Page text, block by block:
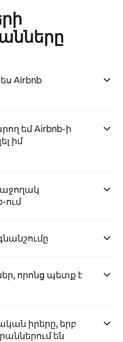
Airbnb
եմ Airbnb-ի
իմ
ում
որոնց պետք է
իրերը, երբ
են